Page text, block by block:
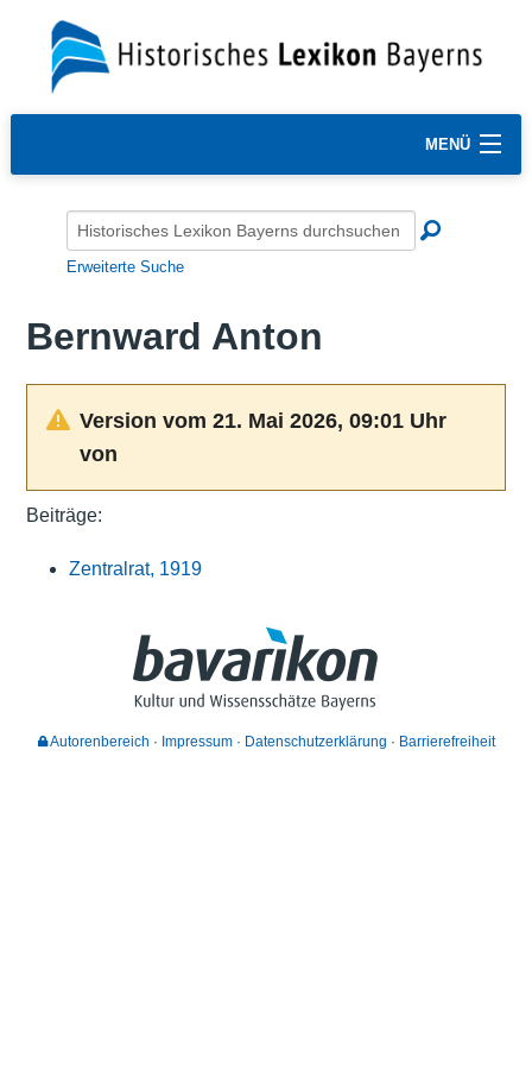
MENÜ
Erweiterte Suche
Bernward Anton
Version vom 21. Mai 2026, 09:01 Uhr
von
Beiträge:
Zentralrat, 1919
Autorenbereich Impressum Datenschutzerklärung Barrierefreiheit